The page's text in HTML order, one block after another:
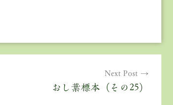
Next Post
おし葉標本（その25）